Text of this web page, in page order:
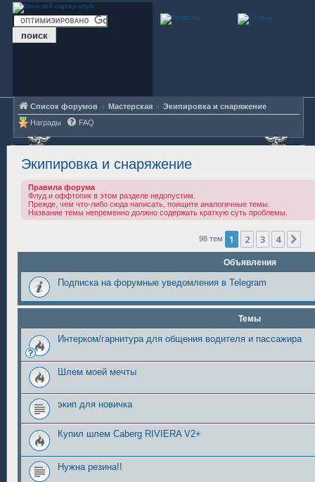
Список форумов Мастерская
Экипировка и снаряжение
Награды
FAQ
Экипировка и снаряжение
Правила форума
Флуд и оффтопик в этом разделе недопустим.
Прежде, чем что-либо сюда написать, поищите аналогичные темы.
Название темы непременно должно содержать краткую суть проблемы.
98 тем 1 2 3 4
Объявления
Подписка на форумные уведомления в Telegram
Темы
Интерком/гарнитура для общения водителя и пассажира
Шлем моей мечты
экип для новичка
Купил шлем Caberg RIVIERA V2+
Нужна резина!!